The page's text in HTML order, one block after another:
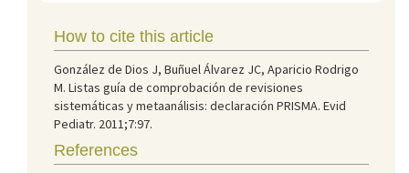
How to cite this article
González de Dios J, Buñuel Álvarez JC, Aparicio Rodrigo
M. Listas guía de comprobación de revisiones
sistemáticas y metaanálisis: declaración PRISMA. Evid
Pediatr. 2011;7:97.
References